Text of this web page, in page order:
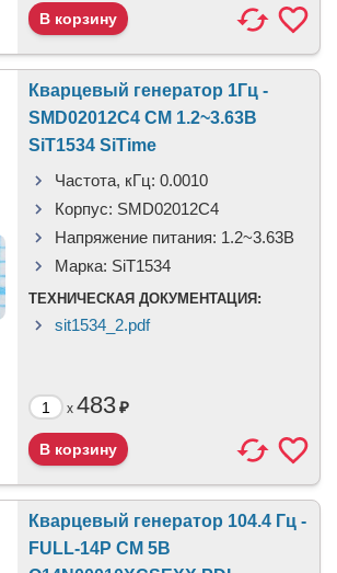
Кварцевый генератор 1Гц -
SMD02012C4 CM 1.2~3.63В
SiT1534 SiTime
Частота, кГц: 0.0010
Корпус: SMD02012C4
Напряжение питания: 1.2~3.63В
Марка: SiT1534
ТЕХНИЧЕСКАЯ ДОКУМЕНТАЦИЯ:
sit1534_2.pdf
x 483₽
Кварцевый генератор 104.4 Гц -
FULL-14P CM 5В